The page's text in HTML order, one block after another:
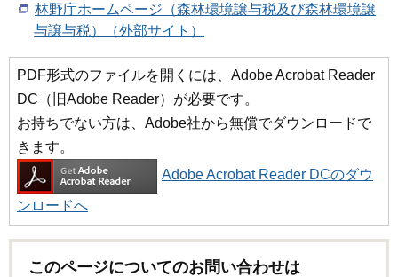
林野庁ホームページ（森林環境譲与税及び森林環境譲
与譲与税）（外部サイト）
PDF形式のファイルを開くには、Adobe Acrobat Reader
DC（旧Adobe Reader）が必要です。
お持ちでない方は、Adobe社から無償でダウンロードで
きます。
Adobe Acrobat Reader DCのダウ
ンロードへ
このページについてのお問い合わせは